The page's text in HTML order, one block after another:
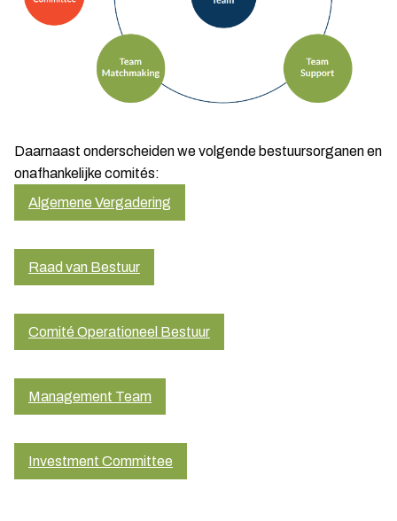
Daarnaast onderscheiden we volgende bestuursorganen en
onafhankelijke comités:
Algemene Vergadering
Raad van Bestuur
Comité Operationeel Bestuur
Management Team
Investment Committee